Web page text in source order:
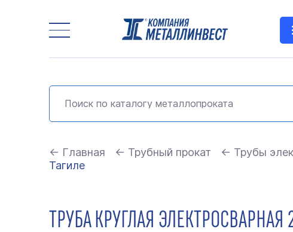
← Главная ← Трубный прокат ← Трубы
Тагиле
ТРУБА КРУГЛАЯ